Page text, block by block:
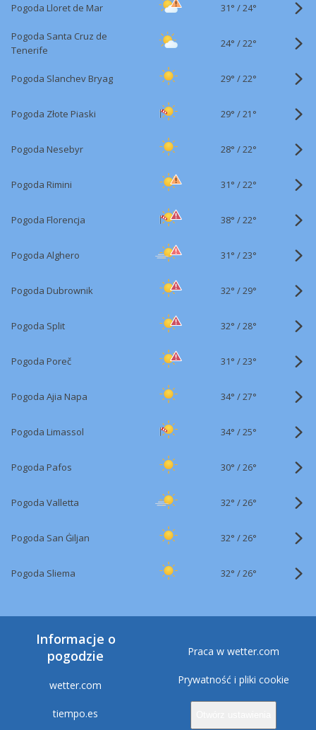
Pogoda Lloret de Mar 31° /24°
Pogoda Santa Cruz de
Tenerife
24° /22°
Pogoda Slanchev Bryag 29° /22°
Pogoda Złote Piaski 29° /21°
Pogoda Nesebyr 28° /22°
Pogoda Rimini 31° /22°
Pogoda Florencja 38° /22°
Pogoda Alghero 31° /23°
Pogoda Dubrownik 32° /29°
Pogoda Split 32° /28°
Pogoda Poreč 31° /23°
Pogoda Ajia Napa 34° /27°
Pogoda Limassol 34° /25°
Pogoda Pafos 30° /26°
Pogoda Valletta 32° /26°
Pogoda San Ġiljan 32° /26°
Pogoda Sliema 32° /26°
Informacje o
pogodzie
wetter.com
tiempo.es
Praca w wetter.com
Prywatność i pliki cookie